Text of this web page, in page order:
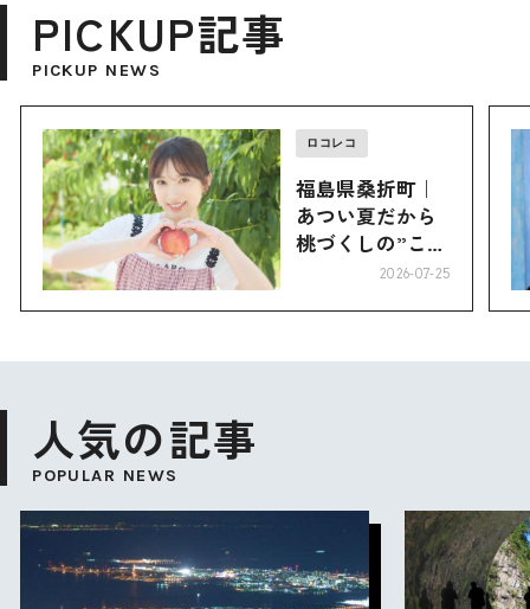
PICKUP記事
PICKUP NEWS
ロコレコ
福島県桑折町｜
あつい夏だから
桃づくしの”こお
2026-07-25
人気の記事
POPULAR NEWS